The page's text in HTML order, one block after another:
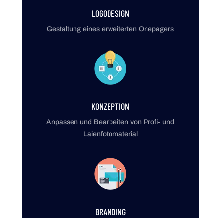
LOGODESIGN
Gestaltung eines erweiterten Onepagers
KONZEPTION
Anpassen und Bear­beiten von Profi- und
Laien­fotomaterial
BRANDING